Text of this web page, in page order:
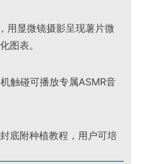
用显微镜摄影呈现薯片微
图表。
触碰可播放专属ASMR音
底附种植教程，用户可培